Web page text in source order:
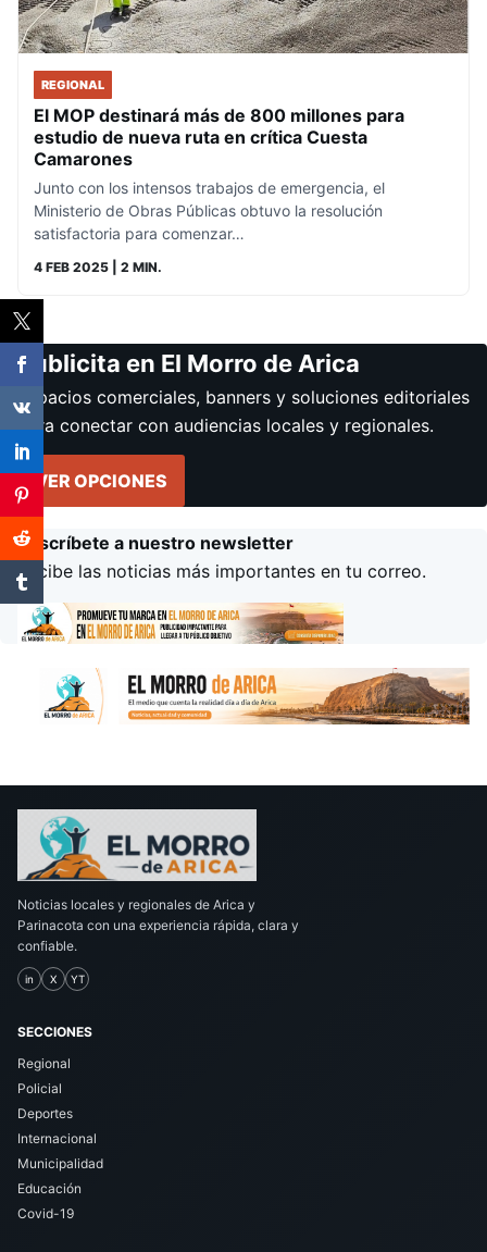
REGIONAL
El MOP destinará más de 800 millones para
estudio de nueva ruta en crítica Cuesta
Camarones
Junto con los intensos trabajos de emergencia, el
Ministerio de Obras Públicas obtuvo la resolución
satisfactoria para comenzar…
4 FEB 2025 | 2 MIN.
Publicita en El Morro de Arica
Espacios comerciales, banners y soluciones editoriales
para conectar con audiencias locales y regionales.
VER OPCIONES
Suscríbete a nuestro newsletter
Recibe las noticias más importantes en tu correo.
Noticias locales y regionales de Arica y
Parinacota con una experiencia rápida, clara y
confiable.
in X YT
SECCIONES
Regional
Policial
Deportes
Internacional
Municipalidad
Educación
Covid-19